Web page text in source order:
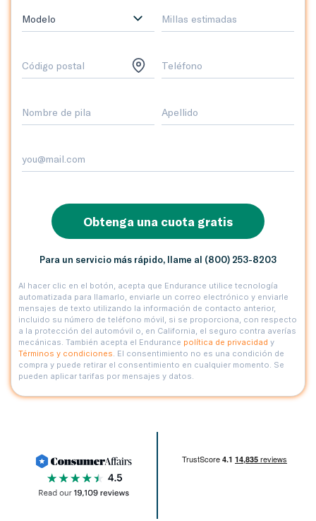
Modelo
Obtenga una cuota gratis
Para un servicio más rápido, llame al (800) 253-8203
Al hacer clic en el botón, acepta que Endurance utilice tecnología
automatizada para llamarlo, enviarle un correo electrónico y enviarle
mensajes de texto utilizando la información de contacto anterior,
incluido su número de teléfono móvil, si se proporciona, con respecto
a la protección del automóvil o, en California, el seguro contra averías
mecánicas. También acepta el Endurance política de privacidad y
Términos y condiciones . El consentimiento no es una condición de
compra y puede retirar el consentimiento en cualquier momento. Se
pueden aplicar tarifas por mensajes y datos.